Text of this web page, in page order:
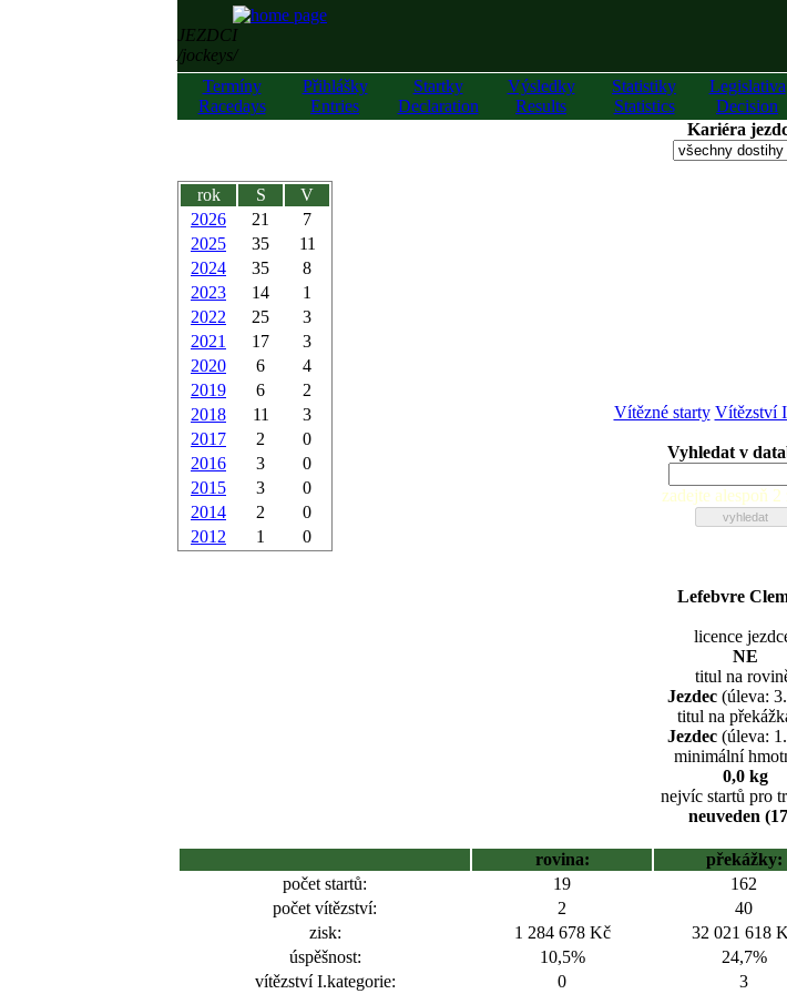
JEZDCI
/jockeys/
Termíny
Racedays
Přihlášky
Entries
Startky
Declaration
Výsledky
Results
Statistiky
Statistics
Legislativa
Decision
Kariéra
rok S
V
2026
21
7
2025
35
11
2024
35
8
2023
14
1
2022
25
3
2021
17
3
2020
6
4
2019
6
2
2018
11
3
2017
2
0
2016
3
0
2015
3
0
2014
2
0
2012
1 0
Vítězné starty Vítězství
Vyhledat v
zadejte alespoň 2
Lefebvre
licence
NE
titul na
Jezdec(úleva:
titul na
Jezdec(úleva:
minimální
0,0 kg
nejvíc startů pro
neuveden
rovina: překážky:
počet startů:
19 162
počet vítězství:
2 40
zisk:
1 284 678 Kč 32 021 618
úspěšnost:
10,5% 24,7%
vítězství I.kategorie:
0 3